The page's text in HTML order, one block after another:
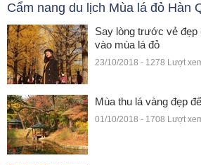
Cẩm nang du lịch Mùa lá đỏ Hàn
Say lòng trước vẻ
vào mùa lá đỏ
23/10/2018 - 1278 Lượt
Mùa thu lá vàng đẹp
01/10/2018 - 1708 Lượt